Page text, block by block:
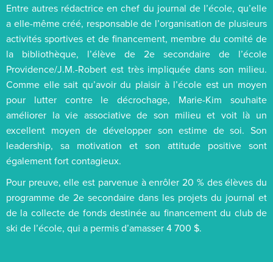
Entre autres rédactrice en chef du journal de l’école, qu’elle
a elle-même créé, responsable de l’organisation de plusieurs
activités sportives et de financement, membre du comité de
la bibliothèque, l’élève de 2e secondaire de l’école
Providence/J.M.-Robert est très impliquée dans son milieu.
Comme elle sait qu’avoir du plaisir à l’école est un moyen
pour lutter contre le décrochage, Marie-Kim souhaite
améliorer la vie associative de son milieu et voit là un
excellent moyen de développer son estime de soi. Son
leadership, sa motivation et son attitude positive sont
également fort contagieux.
Pour preuve, elle est parvenue à enrôler 20 % des élèves du
programme de 2e secondaire dans les projets du journal et
de la collecte de fonds destinée au financement du club de
ski de l’école, qui a permis d’amasser 4 700 $.